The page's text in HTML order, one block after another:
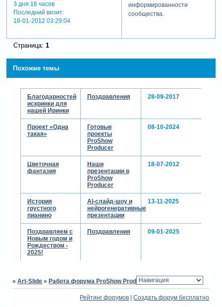
3 дня 16 часов
Последний визит:
18-01-2012 03:29:04
информированности
сообщества.
Страница: 1
Похожие темы
Благодарностей
искринки для
нашей Иринки
Поздравления 28-09-2017
Проект «Одна
такая»
Готовые
проекты
ProShow
Producer
08-10-2024
Цветочная
фантазия
Наши
презентации в
ProShow
Producer
18-07-2012
История
грустного
пианино
AI-слайд-шоу и
нейрогенеративные
презентации
13-11-2025
Поздравляем с
Новым годом и
Рождеством -
2025!
Поздравления 09-01-2025
»Art-Slide »Работа форума ProShow Producer »Благодарность
Рейтинг форумов |Создать форум бесплатно